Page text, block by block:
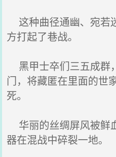
这种曲径通幽、宛若
方打起了巷战。
黑甲士卒们三五成群
门，将藏匿在里面的世
死。
华丽的丝绸屏风被鲜
器在混战中碎裂一地。